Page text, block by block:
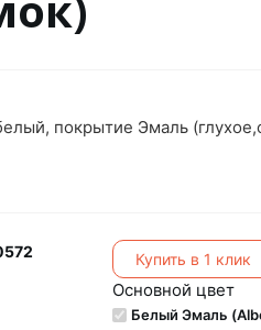
покрытие Эмаль
Купить в 1 клик
Основной цвет
Белый Эмаль